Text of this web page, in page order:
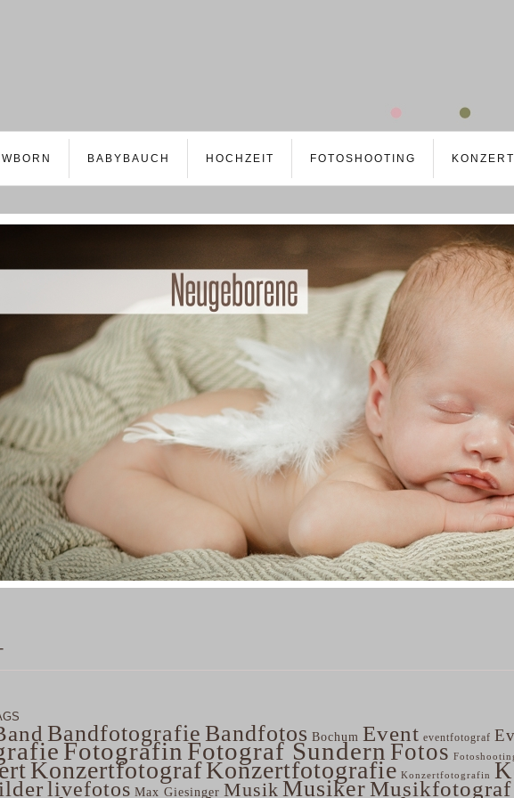
BABYBAUCH HOCHZEIT FOTOSHOOTING
Bandfotografie Bandfotos Bochum Event eventfotograf
FotografinFotograf Sundern Fotos
KonzertfotografKonzertfotografie Konzertfotografin
livefotos Max Giesinger Musik MusikerMusikfotograf